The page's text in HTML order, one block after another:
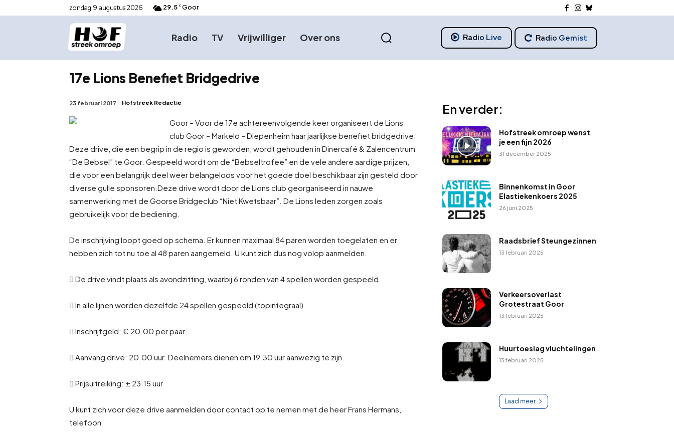
zondag 9 augustus 2026 29.5 C Goor
Radio TV Vrijwilliger Over ons Radio Live Radio Gemist
17e Lions Benefiet Bridgedrive
23 februari 2017 Hofstreek Redactie
Goor – Voor de 17e achtereenvolgende keer organiseert de Lions
club Goor – Markelo – Diepenheim haar jaarlijkse benefiet bridgedrive.
Deze drive, die een begrip in de regio is geworden, wordt gehouden in Dinercafé & Zalencentrum
“De Bebsel” te Goor. Gespeeld wordt om de “Bebseltrofee” en de vele andere aardige prijzen,
die voor een belangrijk deel weer belangeloos voor het goede doel beschikbaar zijn gesteld door
diverse gulle sponsoren. Deze drive wordt door de Lions club georganiseerd in nauwe
samenwerking met de Goorse Bridgeclub “Niet Kwetsbaar”. De Lions leden zorgen zoals
gebruikelijk voor de bediening.
De inschrijving loopt goed op schema. Er kunnen maximaal 84 paren worden toegelaten en er
hebben zich tot nu toe al 48 paren aangemeld. U kunt zich dus nog volop aanmelden.
 De drive vindt plaats als avondzitting, waarbij 6 ronden van 4 spellen worden gespeeld
 In alle lijnen worden dezelfde 24 spellen gespeeld (topintegraal)
 Inschrijfgeld: € 20.00 per paar.
 Aanvang drive: 20.00 uur. Deelnemers dienen om 19.30 uur aanwezig te zijn.
 Prijsuitreiking: ± 23.15 uur
U kunt zich voor deze drive aanmelden door contact op te nemen met de heer Frans Hermans,
telefoon
En verder:
Hofstreek omroep wenst
je een fijn 2026
31 december 2025
Binnenkomst in Goor
Elastiekenkoers 2025
26 juni 2025
Raadsbrief Steungezinnen
13 februari 2025
Verkeersoverlast
Grotestraat Goor
13 februari 2025
Huurtoeslag vluchtelingen
13 februari 2025
Laad meer